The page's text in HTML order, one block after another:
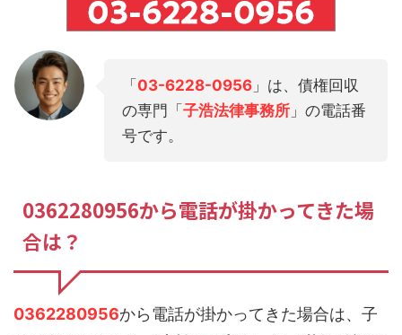
「 03-6228-0956 」は、債権回収
の専門「 子浩法律事務所 」の電話番
号です。
0362280956から電話が掛かってきた場
合は？
0362280956から電話が掛かってきた場合は、子